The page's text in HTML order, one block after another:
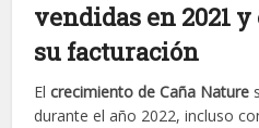
vendidas en 2021
su facturación
Elcrecimiento de Caña Nature
durante el año 2022, incluso